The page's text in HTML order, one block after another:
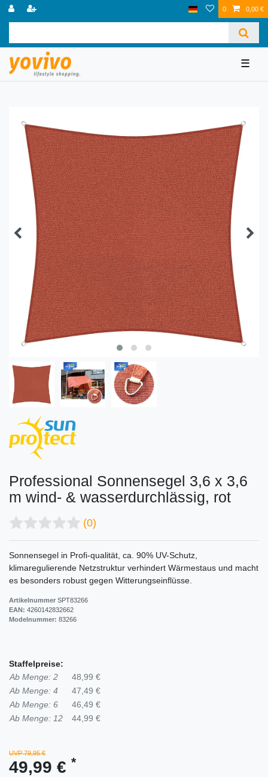
0 0,00 €
☰
Professional Sonnensegel 3,6 x 3,6
m wind- & wasserdurchlässig, rot
(0)
Sonnensegel in Profi-qualität, ca. 90% UV-Schutz,
klimaregulierende Netzstruktur verhindert Wärmestaus und macht
es besonders robust gegen Witterungseinflüsse.
Artikelnummer SPT83266
EAN: 4260142832662
Modelnummer: 83266
Staffelpreise:
Ab Menge: 2
48,99 €
Ab Menge: 4
47,49 €
Ab Menge: 6
46,49 €
Ab Menge: 12
44,99 €
UVP 79,95 €
49,99 € *